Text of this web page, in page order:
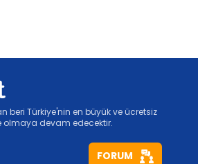
beri Türkiye'nin en büyük ve ücretsiz
olmaya devam edecektir.
FORUM